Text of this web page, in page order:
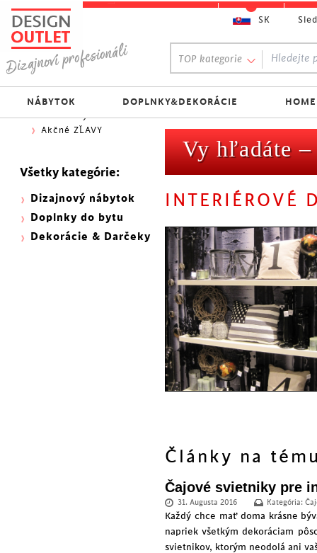
Vy hľadáte –
INTERIÉROVÉ
Články na
Čajové svietniky pre
31. Augusta 2016 Kategória:
Každý chce mať doma krásne
napriek všetkým dekoráciam
svietnikov, ktorým neodolá ani
Obľúbený výber:
300 NOVINEK
333 BESTSELLERŮ
Najlacnejšie do 70€
Skladovky
Akčné ZĽAVY
Všetky kategórie:
Dizajnový nábytok
Doplnky do bytu
Dekorácie & Darčeky
TOP kategorie
NÁBYTOK DOPLNKY&DEKORÁCIE
SK